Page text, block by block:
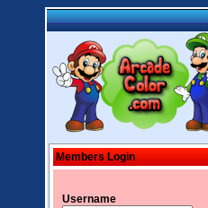
Members Login
Username